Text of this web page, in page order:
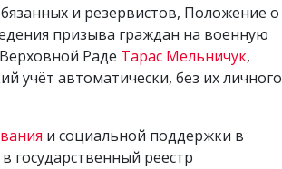
и резервистов, Положение о
призыва граждан на военную
Раде Тарас Мельничук,
учёт автоматически, без их личного
и социальной поддержки в
реестр